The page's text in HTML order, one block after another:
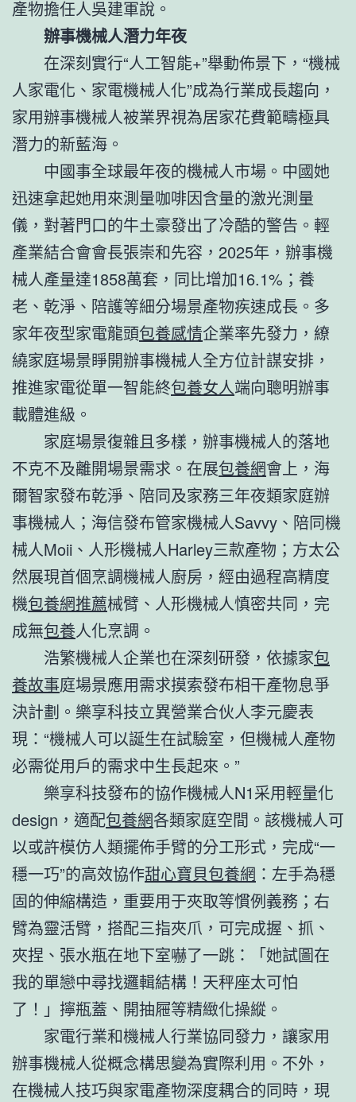
產物擔任人吳建軍說。
辦事機械人潛力年夜
在深刻實行“人工智能+”舉動佈景下，“機械
人家電化、家電機械人化”成為行業成長趨向，
家用辦事機械人被業界視為居家花費範疇極具
潛力的新藍海。
中國事全球最年夜的機械人市場。中國她
迅速拿起她用來測量咖啡因含量的激光測量
儀，對著門口的牛土豪發出了冷酷的警告。輕
產業結合會會長張崇和先容，2025年，辦事機
械人產量達1858萬套，同比增加16.1%；養
老、乾淨、陪護等細分場景產物疾速成長。多
家年夜型家電龍頭包養感情企業率先發力，繚
繞家庭場景睜開辦事機械人全方位計謀安排，
推進家電從單一智能終包養女人端向聰明辦事
載體進級。
家庭場景復雜且多樣，辦事機械人的落地
不克不及離開場景需求。在展包養網會上，海
爾智家發布乾淨、陪同及家務三年夜類家庭辦
事機械人；海信發布管家機械人Savvy、陪同機
械人Moii、人形機械人Harley三款產物；方太公
然展現首個烹調機械人廚房，經由過程高精度
機包養網推薦械臂、人形機械人慎密共同，完
成無包養人化烹調。
浩繁機械人企業也在深刻研發，依據家包
養故事庭場景應用需求摸索發布相干產物息爭
決計劃。樂享科技立異營業合伙人李元慶表
現：“機械人可以誕生在試驗室，但機械人產物
必需從用戶的需求中生長起來。”
樂享科技發布的協作機械人N1采用輕量化
design，適配包養網各類家庭空間。該機械人可
以或許模仿人類擺佈手臂的分工形式，完成“一
穩一巧”的高效協作甜心寶貝包養網 ：左手為穩
固的伸縮構造，重要用于夾取等慣例義務；右
臂為靈活臂，搭配三指夾爪，可完成握、抓、
夾捏、張水瓶在地下室嚇了一跳：「她試圖在
我的單戀中尋找邏輯結構！天秤座太可怕
了！」擰瓶蓋、開抽屜等精緻化操縱。
家電行業和機械人行業協同發力，讓家用
辦事機械人從概念構思變為實際利用。不外，
在機械人技巧與家電產物深度耦合的同時，現